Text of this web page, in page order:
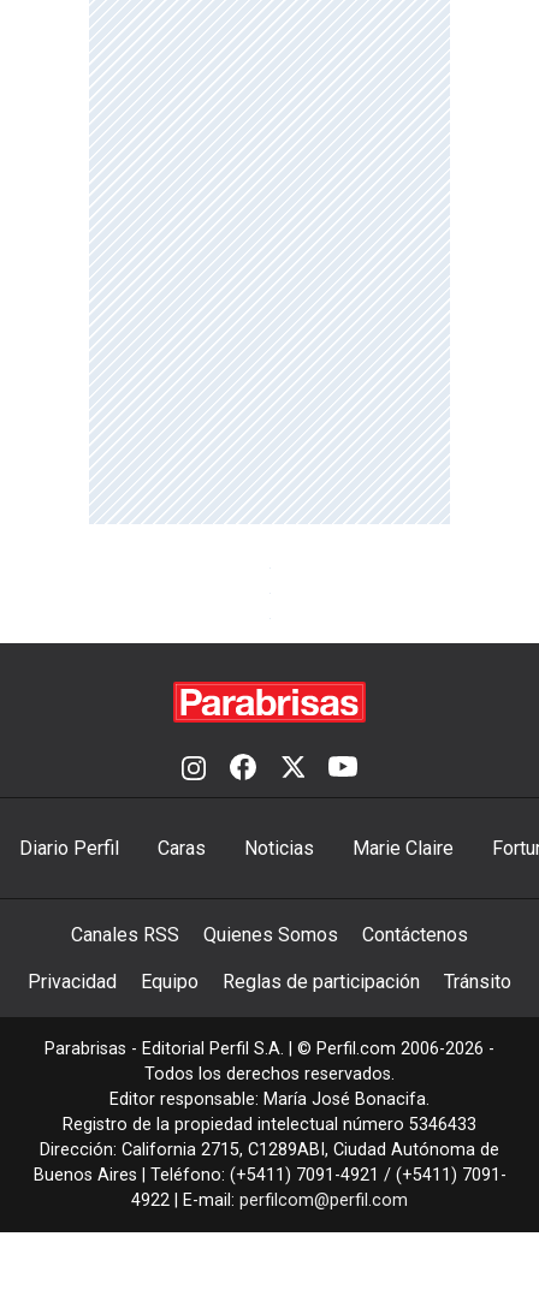
Diario Perfil Caras Noticias Marie Claire
Canales RSS Quienes Somos Contáctenos
Privacidad Equipo Reglas de participación Tránsito
Parabrisas - Editorial Perfil S.A. | © Perfil.com 2006-2026 -
Todos los derechos reservados.
Editor responsable: María José Bonacifa.
Registro de la propiedad intelectual número 5346433
Dirección: California 2715, C1289ABI , Ciudad Autónoma de
Buenos Aires | Teléfono: (+5411) 7091-4921 / (+5411) 7091-
4922 | E-mail: perfilcom@perfil.com